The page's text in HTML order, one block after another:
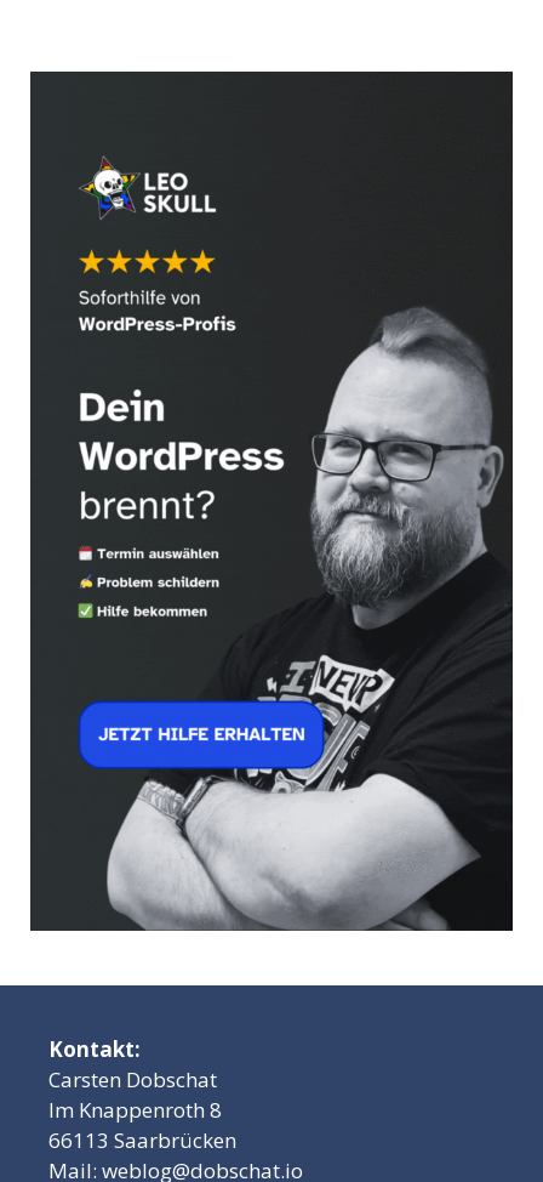
Kontakt:
Carsten Dobschat
Im Knappenroth 8
66113 Saarbrücken
Mail: weblog@dobschat.io